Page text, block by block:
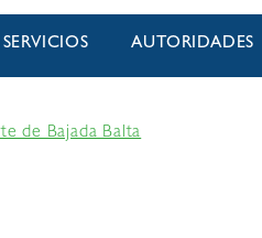
SERVICIOS AUTORIDADES
de Bajada Balta